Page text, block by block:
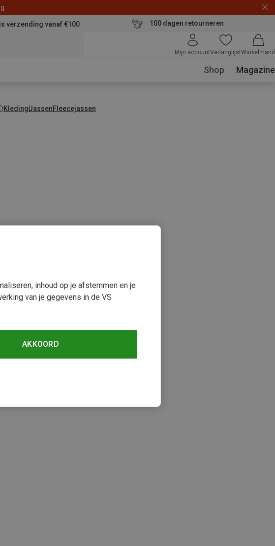
verzending vanaf €100 100 dagen retourneren
Mijn accountVerlanglijstWinkelmand
Shop Magazine
KledingJassenFleecejassen
inhoud op je afstemmen en je
van je gegevens in de VS
AKKOORD